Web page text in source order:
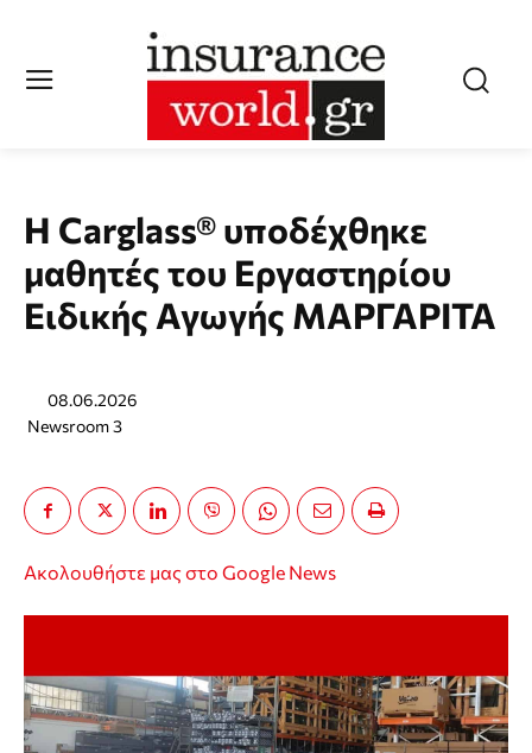
Η Carglass® υποδέχθηκε
μαθητές του Εργαστηρίου
Ειδικής Αγωγής ΜΑΡΓΑΡΙΤΑ
08.06.2026
Newsroom 3
Ακολουθήστε μας στο Google News